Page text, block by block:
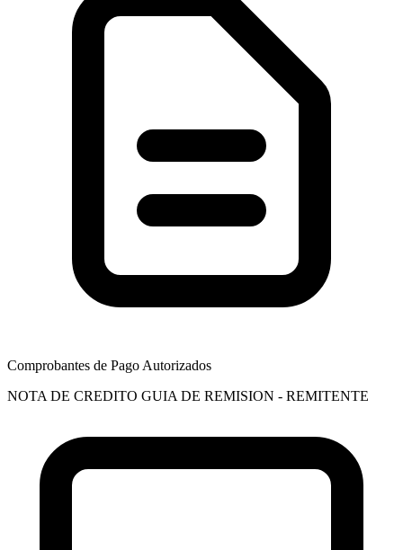
Comprobantes de Pago Autorizados
NOTA DE CREDITO GUIA DE REMISION - REMITENTE